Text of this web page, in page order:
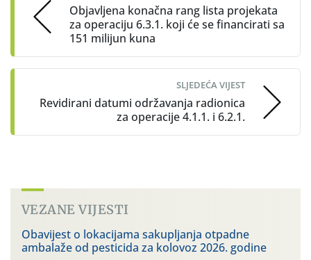
Objavljena konačna rang lista projekata
za operaciju 6.3.1. koji će se financirati sa
151 milijun kuna
SLJEDEĆA VIJEST
Revidirani datumi održavanja radionica
za operacije 4.1.1. i 6.2.1.
VEZANE VIJESTI
Obavijest o lokacijama sakupljanja otpadne
ambalaže od pesticida za kolovoz 2026. godine